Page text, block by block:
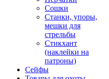
Сошки
Станки, упоры,
мешки для
стрельбы
Стикхант
(наклейки на
патроны)
Сейфы